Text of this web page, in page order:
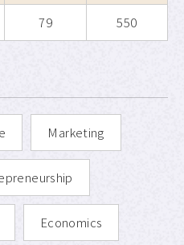
79 550
Marketing
Economics